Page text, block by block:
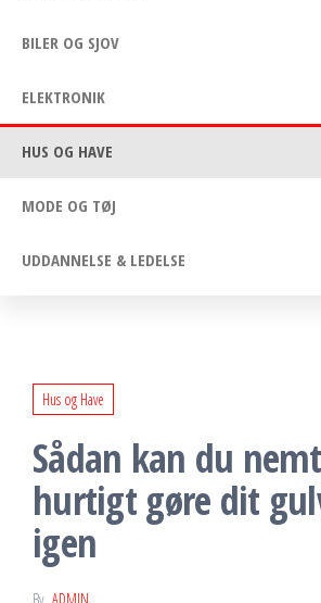
BILER OG SJOV
ELEKTRONIK
HUS OG HAVE
MODE OG TØJ
UDDANNELSE & LEDELSE
Hus og Have
Sådan kan du
hurtigt gøre dit
igen